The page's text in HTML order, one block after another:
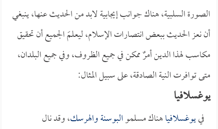
الصورة السلبية، هناك جوانب إيجابية لابد من الحديث عنها، ينبغي
أن نعز الحديث ببعض انتصارات الإسلام، ليعلمَ الجميع أن تحقيق
مكاسب لهذا الدين أمرٌ ممكن في جميع الظروف، وفي جميع البلدان،
متى توافرت النية الصادقة، على سبيل المثال:
يوغسلافيا
فييوغسلافياهناك مسلموالبوسنة والهرسك، وقد نال